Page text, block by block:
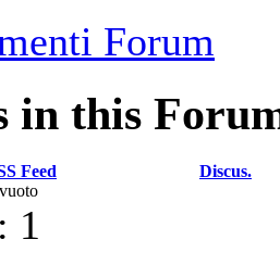
Forum
in this
Discus.
1